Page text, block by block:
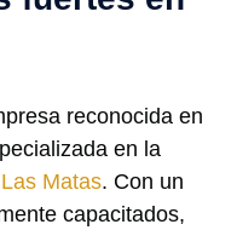
reconocida en
en la
Las Matas. Con un
capacitados,